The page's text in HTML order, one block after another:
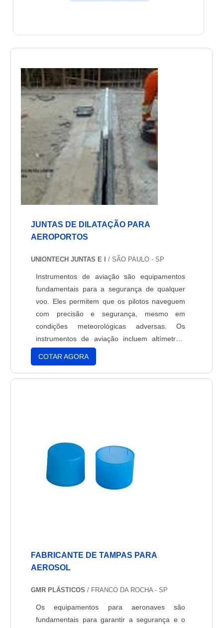
JUNTAS DE DILATAÇÃO PARA
AEROPORTOS
UNIONTECH JUNTAS E I/ SÃO PAULO - SP
Instrumentos de aviação são equipamentos
fundamentais para a segurança de qualquer
voo. Eles permitem que os pilotos naveguem
com precisão e segurança, mesmo em
condições meteorológicas adversas. Os
instrumentos de aviação incluem altímetros,
variômetros, compasso magnético, indicadores
de direção, indicadores de velocidade,
indicadores de altitude, indicadores de
aeronave.
COTAR AGORA
FABRICANTE DE TAMPAS PARA
AEROSOL
GMR PLÁSTICOS/ FRANCO DA ROCHA - SP
Os equipamentos para aeronaves são
fundamentais para garantir a segurança e o